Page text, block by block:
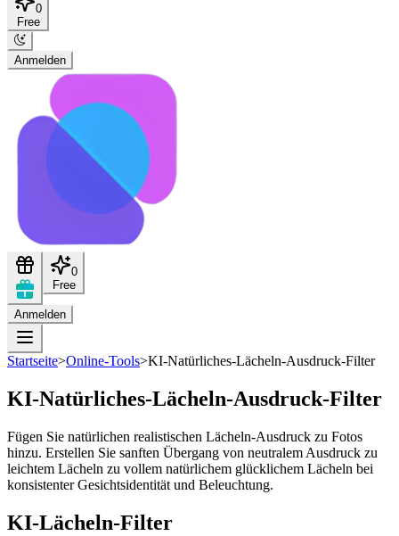
0
Free
Anmelden
0
Free
Anmelden
Startseite>Online-Tools>KI-Natürliches-Lächeln-Ausdruck-Filter
KI-Natürliches-Lächeln-Ausdruck-Filter
Fügen Sie natürlichen realistischen Lächeln-Ausdruck zu Fotos
hinzu. Erstellen Sie sanften Übergang von neutralem Ausdruck zu
leichtem Lächeln zu vollem natürlichem glücklichem Lächeln bei
konsistenter Gesichtsidentität und Beleuchtung.
KI-Lächeln-Filter